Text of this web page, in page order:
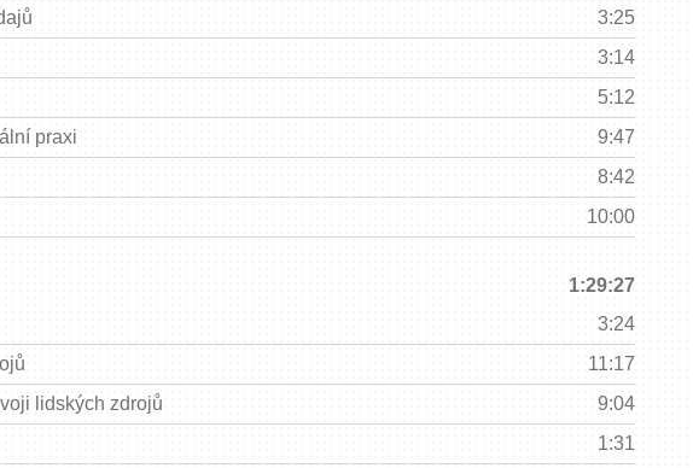
3:25
3:14
5:12
praxi
9:47
8:42
10:00
1:29:27
3:24
11:17
lidských zdrojů
9:04
1:31